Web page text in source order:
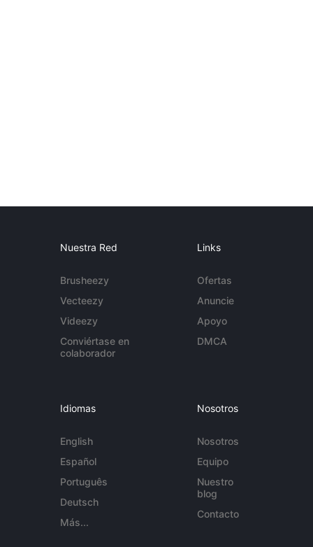
Nuestra Red
Brusheezy
Vecteezy
Videezy
Conviértase en
colaborador
Links
Ofertas
Anuncie
Apoyo
DMCA
Idiomas
English
Español
Português
Deutsch
Más...
Nosotros
Nosotros
Equipo
Nuestro
blog
Contacto